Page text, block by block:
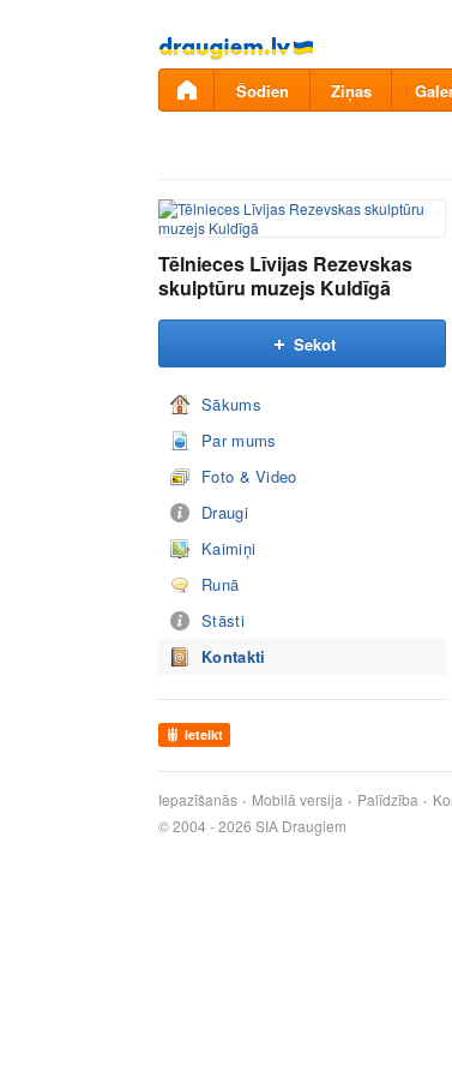
Pāriet
uz
saturu
Šodien Ziņas
Tēlnieces Līvijas Rezevskas
skulptūru muzejs Kuldīgā
Sekot
Sākums
Par mums
Foto & Video
Draugi
Kaimiņi
Runā
Stāsti
Kontakti
Ieteikt
Iepazīšanās Mobilā versija Palīdzība
© 2004 - 2026 SIA Draugiem